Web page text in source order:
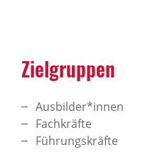
Zielgruppen
Ausbilder*innen
Fachkräfte
Führungskräfte